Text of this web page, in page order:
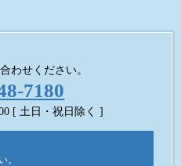
わせください。
7180
[ 土日・祝日除く ]
。